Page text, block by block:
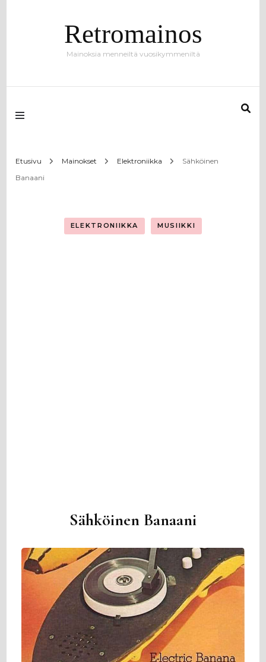
Retromainos
Mainoksia menneiltä vuosikymmeniltä
Etusivu Mainokset Elektroniikka
Sähköinen
Banaani
ELEKTRONIIKKA MUSIIKKI
Sähköinen Banaani